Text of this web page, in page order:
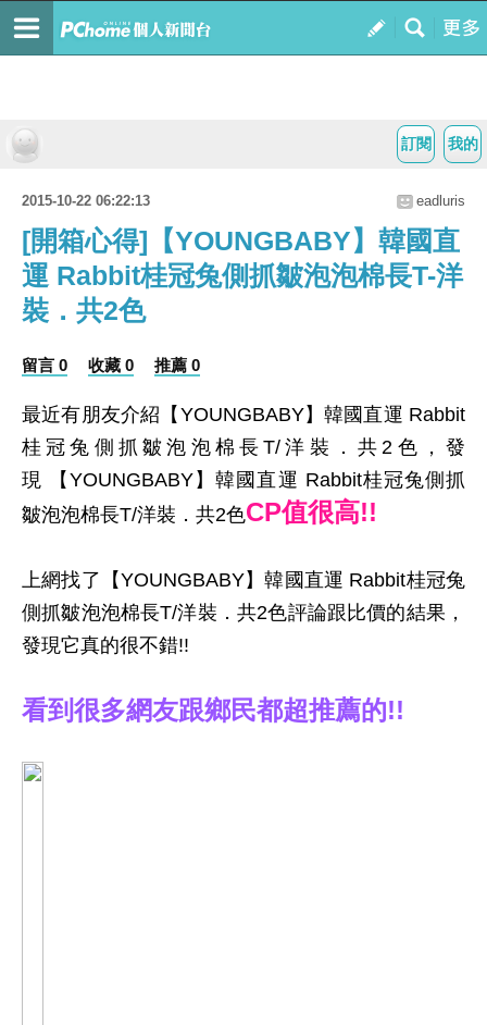
我的
訂閱
2015-10-22 06:22:13 eadluris
[開箱心得]【YOUNGBABY】韓國直
運 Rabbit桂冠兔側抓皺泡泡棉長T-洋
裝．共2色
留言 0 收藏 0 推薦 0
最近有朋友介紹【YOUNGBABY】韓國直運 Rabbit
桂冠兔側抓皺泡泡棉長T/洋裝．共2色，發
現 【YOUNGBABY】韓國直運 Rabbit桂冠兔側抓
皺泡泡棉長T/洋裝．共2色CP值很高!!
上網找了【YOUNGBABY】韓國直運 Rabbit桂冠兔
側抓皺泡泡棉長T/洋裝．共2色評論跟比價的結果，
發現它真的很不錯!!
看到很多網友跟鄉民都超推薦的!!